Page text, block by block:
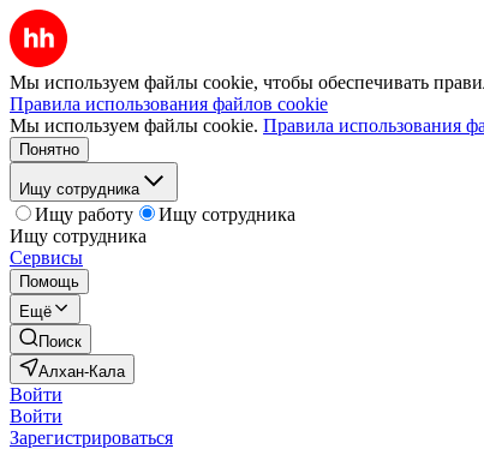
Мы используем файлы cookie, чтобы обеспечивать
Правила использования файлов cookie
Мы используем файлы cookie. Правила использования
Понятно
Ищу сотрудника
Ищу работу
Ищу сотрудника
Ищу сотрудника
Сервисы
Помощь
Ещё
Поиск
Алхан-Кала
Войти
Войти
Зарегистрироваться